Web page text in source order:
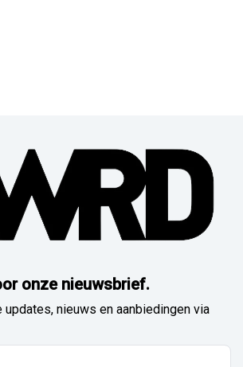
onze nieuwsbrief.
updates, nieuws en aanbiedingen via